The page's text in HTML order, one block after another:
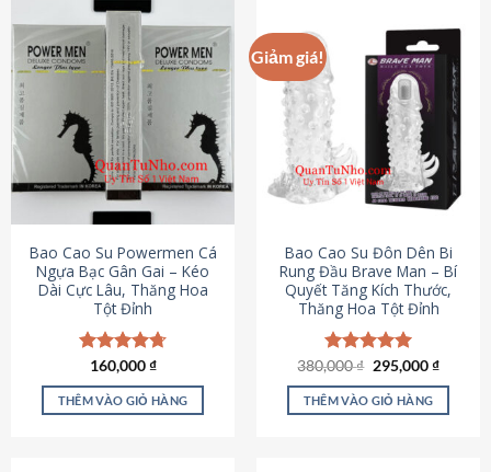
này
có
nhiều
biến
thể.
Các
tùy
chọn
có
chọn
trên
trang
sản
phẩm
Bao Cao Su Powermen Cá
Ngựa Bạc Gân Gai – Kéo
Dài Cực Lâu, Thăng Hoa
Tột Đỉnh
Được xếp
hạng4.73
5 sao
160,000₫
THÊM VÀO GIỎ HÀNG
Giảm giá!
Bao Cao Su Đôn Dên Bi
Rung Đầu Brave Man – Bí
Quyết Tăng Kích Thước,
Thăng Hoa Tột Đỉnh
Được xếp
hạng5.00
5 sao
380,000₫ Giá
là:
380,000 ₫.
295,000₫Giá
tại
THÊM VÀO GIỎ HÀNG